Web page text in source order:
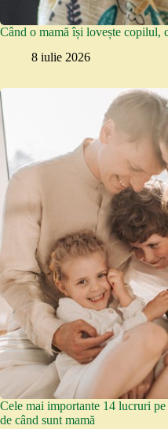
Când o mamă își lovește copilul,
8 iulie 2026
Cele mai importante 14 lucruri
de când sunt mamă